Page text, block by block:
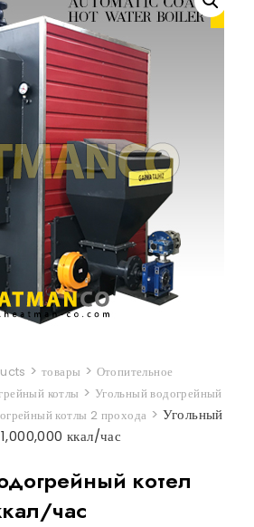
> товары > Отопительное
котлы > Угольный водогрейный
котлы 2 прохода > Угольный
ккал/час
котел
час